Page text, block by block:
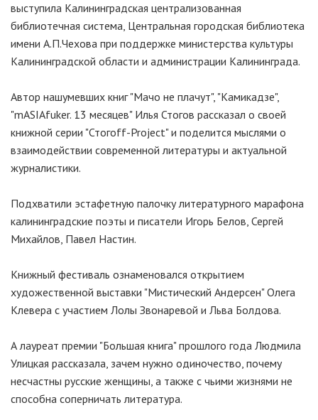
выступила Калининградская централизованная
библиотечная система, Центральная городская библиотека
имени А.П.Чехова при поддержке министерства культуры
Калининградской области и администрации Калининграда.
Автор нашумевших книг "Мачо не плачут", "Камикадзе",
"mASIAfuker. 13 месяцев" Илья Стогов рассказал о своей
книжной серии "Стогоff-Project" и поделится мыслями о
взаимодействии современной литературы и актуальной
журналистики.
Подхватили эстафетную палочку литературного марафона
калининградские поэты и писатели Игорь Белов, Сергей
Михайлов, Павел Настин.
Книжный фестиваль ознаменовался открытием
художественной выставки "Мистический Андерсен" Олега
Клевера с участием Лолы Звонаревой и Льва Болдова.
А лауреат премии "Большая книга" прошлого года Людмила
Улицкая рассказала, зачем нужно одиночество, почему
несчастны русские женщины, а также с чьими жизнями не
способна соперничать литература.